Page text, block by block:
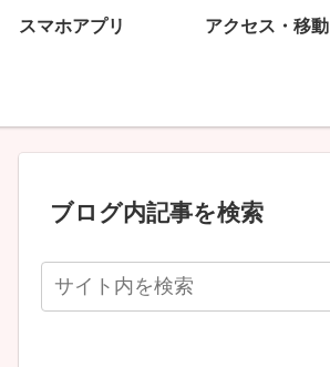
スマホアプリ アクセス・移動
ブログ内記事を検索